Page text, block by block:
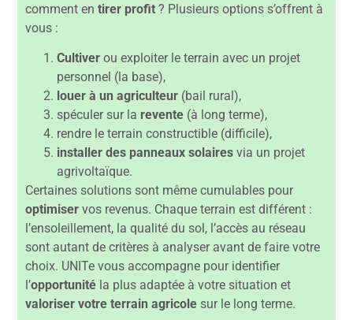
comment entirer profit ? Plusieurs options s’offrent à
vous :
Cultiverou exploiter le terrain avec un projet
personnel (la base),
louer à un agriculteur (bail rural),
spéculer sur la revente (à long terme),
rendre le terrain constructible (difficile),
installer des panneaux solaires via un projet
agrivoltaïque.
Certaines solutions sont même cumulables pour
optimiser vos revenus. Chaque terrain est différent :
l’ensoleillement, la qualité du sol, l’accès au réseau
sont autant de critères à analyser avant de faire votre
choix. UNITe vous accompagne pour identifier
l’opportunité la plus adaptée à votre situation et
valoriser votre terrain agricole sur le long terme.